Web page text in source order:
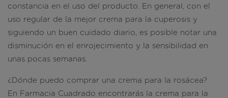
constancia en el uso del producto. En general, con el
uso regular de la mejor crema para la cuperosis y
siguiendo un buen cuidado diario, es posible notar una
disminución en el enrojecimiento y la sensibilidad en
unas pocas semanas.
¿Dónde puedo comprar una crema para la rosácea?
En Farmacia Cuadrado encontrarás la crema para la